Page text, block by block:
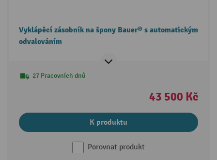
Vyklápěcí zásobník na špony Bauer® s automatickým
odvalováním
27 Pracovních dnů
43 500 Kč
K produktu
Porovnat produkt